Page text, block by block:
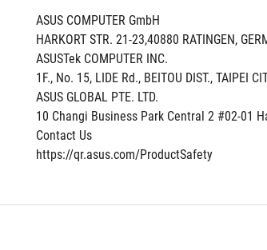
ASUS COMPUTER GmbH
HARKORT STR. 21-23,40880 RATINGEN,
ASUSTek COMPUTER INC.
1F., No. 15, LIDE Rd., BEITOU DIST., TAIPEI
ASUS GLOBAL PTE. LTD.
10 Changi Business Park Central 2 #02-01
Contact Us
https://qr.asus.com/ProductSafety